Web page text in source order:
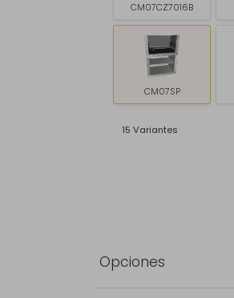
CM07CZ7016B
CM07SP
15 Variantes
Opciones